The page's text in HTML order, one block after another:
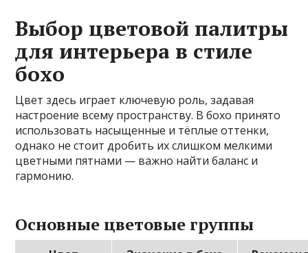
Выбор цветовой палитры
для интерьера в стиле
бохо
Цвет здесь играет ключевую роль, задавая
настроение всему пространству. В бохо принято
использовать насыщенные и тёплые оттенки,
однако не стоит дробить их слишком мелкими
цветными пятнами — важно найти баланс и
гармонию.
Основные цветовые группы